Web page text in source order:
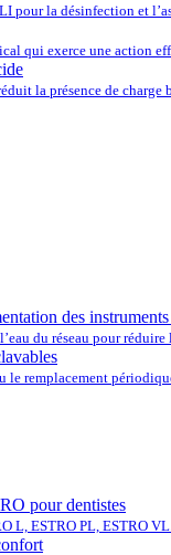
pour la désinfection et
qui exerce une action
la présence de charge
des
du réseau pour
le remplacement
pour dentistes
L, ESTRO PL, ESTRO VL.